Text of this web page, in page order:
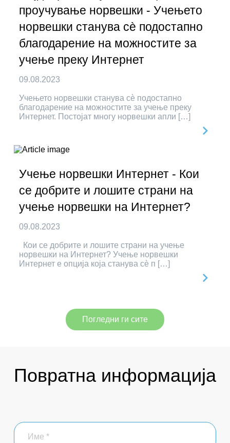
проучување норвешки - Учењето
норвешки станува сè подостапно
благодарение на можностите за
учење преку Интернет
09.08.2023
Учењето норвешки станува сè подостапно
благодарение на можностите за учење преку
Интернет. Постојат многу норвешки апли […]
Учење норвешки Интернет - Кои
се добрите и лошите страни на
учење норвешки на Интернет?
09.08.2023
Кои се добрите и лошите страни на учење
норвешки на Интернет? Учење норвешки
Интернет е опција која станува сè п […]
Погледни ги сите
Повратна информација